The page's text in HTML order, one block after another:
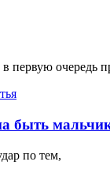
первую очередь
быть
по тем,